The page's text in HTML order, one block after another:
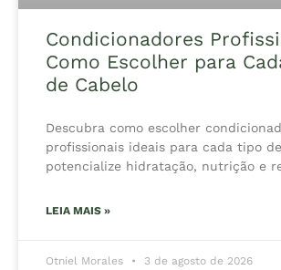
Condicionadores
Como Escolher para
de Cabelo
Descubra como escolher
profissionais ideais para cada tipo
potencialize hidratação, nutrição e
LEIA MAIS »
Otniel Morales 3 de agosto de 2026